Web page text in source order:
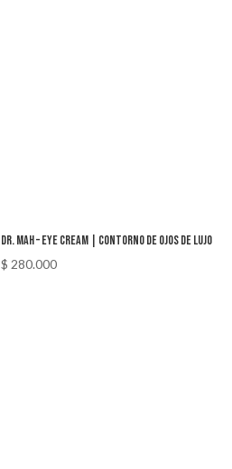
DR. MAH – Eye Cream | Contorno de Ojos de Lujo
$ 280.000